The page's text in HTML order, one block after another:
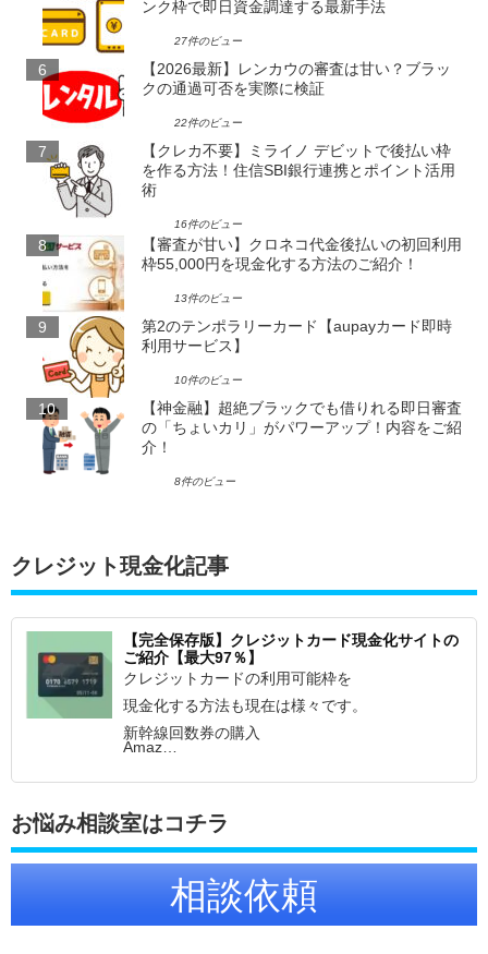
ンク枠で即日資金調達する最新手法
27件のビュー
【2026最新】レンカウの審査は甘い？ブラッ
クの通過可否を実際に検証
22件のビュー
【クレカ不要】ミライノ デビットで後払い枠
を作る方法！住信SBI銀行連携とポイント活用
術
16件のビュー
【審査が甘い】クロネコ代金後払いの初回利用
枠55,000円を現金化する方法のご紹介！
13件のビュー
第2のテンポラリーカード【aupayカード即時
利用サービス】
10件のビュー
【神金融】超絶ブラックでも借りれる即日審査
の「ちょいカリ」がパワーアップ！内容をご紹
介！
8件のビュー
クレジット現金化記事
【完全保存版】クレジットカード現金化サイトの
ご紹介【最大97％】
クレジットカードの利用可能枠を
現金化する方法も現在は様々です。
新幹線回数券の購入
Amaz…
お悩み相談室はコチラ
相談依頼